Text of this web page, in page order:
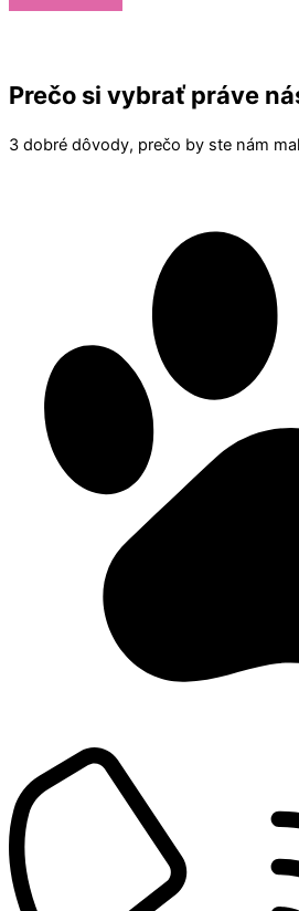
Prečo si vybrať práve
3 dobré dôvody, prečo by ste nám